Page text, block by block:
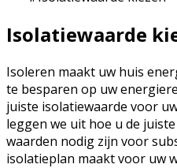
Isolatiewaarde
Isoleren maakt uw huis
te besparen op uw
juiste isolatiewaarde voor
leggen we uit hoe u de
waarden nodig zijn voor
isolatieplan maakt voor uw